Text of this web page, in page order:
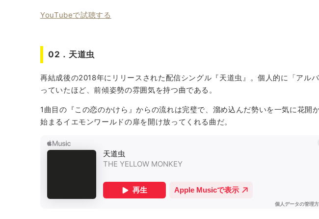
YouTubeで試聴する
02．天道虫
再結成後の2018年にリリースされた配信シングル『天道虫』。個人的に「アル
っていたほど、前傾姿勢の雰囲気を持つ曲である。
1曲目の『この恋のかけら』からの流れは完璧で、溜め込んだ勢いを一気に花開
始まるイエモンワールドの扉を開け放ってくれる曲だ。